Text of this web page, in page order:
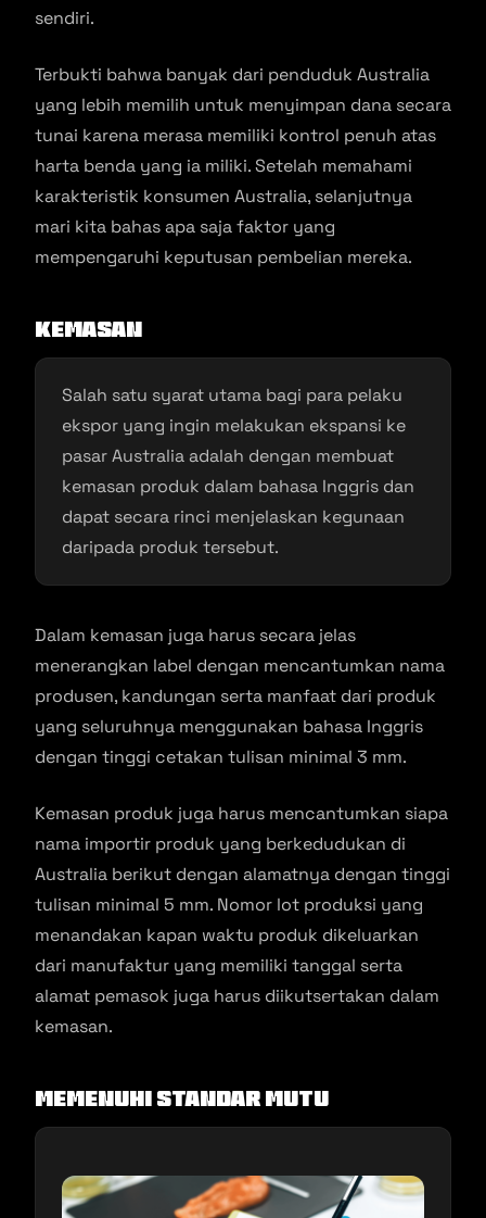
sendiri.
Terbukti bahwa banyak dari penduduk Australia
yang lebih memilih untuk menyimpan dana secara
tunai karena merasa memiliki kontrol penuh atas
harta benda yang ia miliki. Setelah memahami
karakteristik konsumen Australia, selanjutnya
mari kita bahas apa saja faktor yang
mempengaruhi keputusan pembelian mereka.
Kemasan
Salah satu syarat utama bagi para pelaku
ekspor yang ingin melakukan ekspansi ke
pasar Australia adalah dengan membuat
kemasan produk dalam bahasa Inggris dan
dapat secara rinci menjelaskan kegunaan
daripada produk tersebut.
Dalam kemasan juga harus secara jelas
menerangkan label dengan mencantumkan nama
produsen, kandungan serta manfaat dari produk
yang seluruhnya menggunakan bahasa Inggris
dengan tinggi cetakan tulisan minimal 3 mm.
Kemasan produk juga harus mencantumkan siapa
nama importir produk yang berkedudukan di
Australia berikut dengan alamatnya dengan tinggi
tulisan minimal 5 mm. Nomor lot produksi yang
menandakan kapan waktu produk dikeluarkan
dari manufaktur yang memiliki tanggal serta
alamat pemasok juga harus diikutsertakan dalam
kemasan.
Memenuhi Standar Mutu